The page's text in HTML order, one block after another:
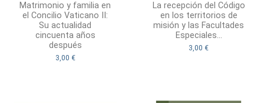
Matrimonio y familia en
el Concilio Vaticano II:
Su actualidad
cincuenta años
después
3,00 €
La recepción del Código
en los territorios de
misión y las Facultades
Especiales...
3,00 €